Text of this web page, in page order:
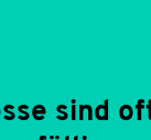
sind